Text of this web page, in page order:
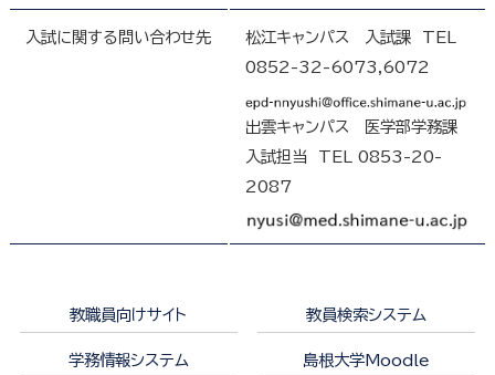
入試に関する問い合わせ先
松江キャンパス 入試課 TEL
0852-32-6073,6072
出雲キャンパス 医学部学務課
入試担当 TEL 0853-20-
2087
教職員向けサイト 教員検索システム
学務情報システム 島根大学Moodle